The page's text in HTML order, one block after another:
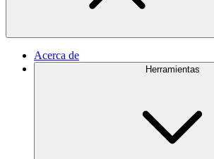
Acerca de
Herramientas